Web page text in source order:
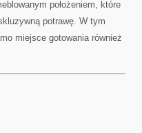
położeniem, które
potrawę. W tym
miejsce gotowania również